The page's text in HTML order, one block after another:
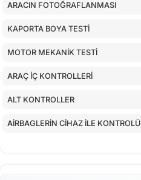
ARACIN FOTOĞRAFLANMASI
KAPORTA BOYA TESTİ
MOTOR MEKANİK TESTİ
ARAÇ İÇ KONTROLLERİ
ALT KONTROLLER
AİRBAGLERİN CİHAZ İLE KONTROLÜ